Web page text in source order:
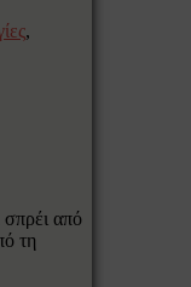
,
από
τη